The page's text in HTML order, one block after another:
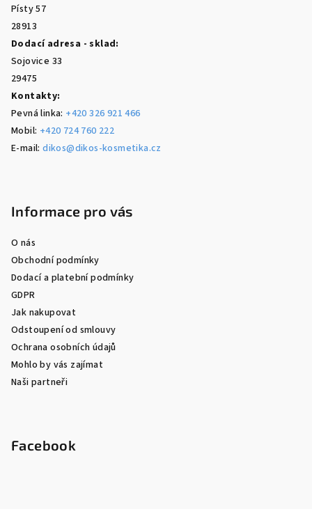
Písty 57
28913
Dodací adresa - sklad:
Sojovice 33
29475
Kontakty:
Pevná linka: +420 326 921 466
Mobil: +420 724 760 222
E-mail:dikos@dikos-kosmetika.cz
Informace pro vás
O nás
Obchodní podmínky
Dodací a platební podmínky
GDPR
Jak nakupovat
Odstoupení od smlouvy
Ochrana osobních údajů
Mohlo by vás zajímat
Naši partneři
Facebook